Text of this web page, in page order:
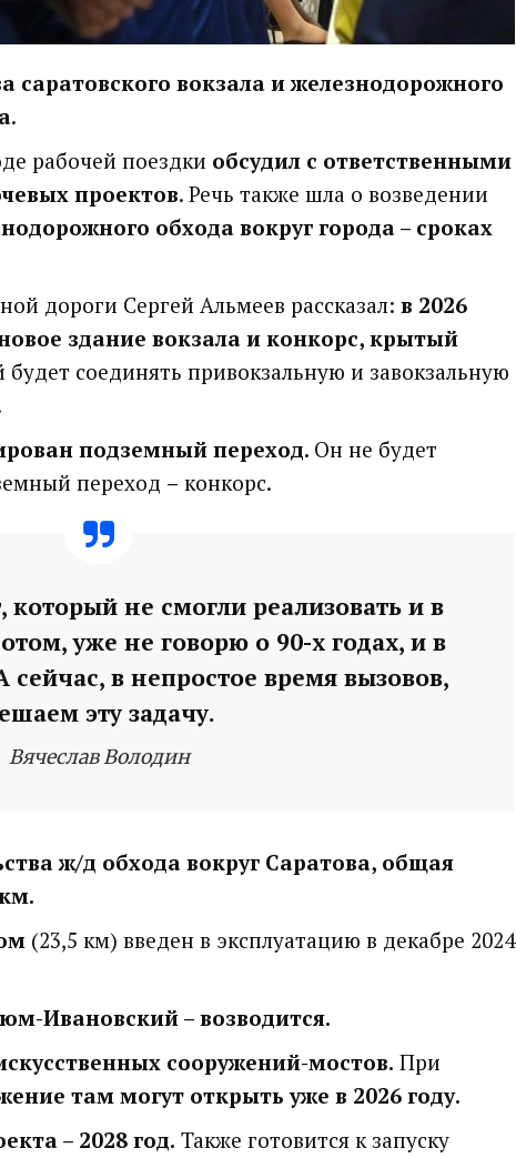
саратовского вокзала и железнодорожного
.
рабочей поездки обсудил с ответственными
проектов. Речь также шла о возведении
обхода вокруг города – сроках
дороги Сергей Альмеев рассказал: в 2026
здание вокзала и конкорс, крытый
будет соединять привокзальную и завокзальную
подземный переход. Он не будет
переход – конкорс.
не смогли реализовать и в
уже не говорю о 90-х годах, и в
в непростое время вызовов,
эту задачу.
Вячеслав Володин
ж/д обхода вокруг Саратова, общая
(23,5 км) введен в эксплуатацию в декабре 2024
Ивановский – возводится.
сооружений-мостов. При
там могут открыть уже в 2026 году.
– 2028 год. Также готовится к запуску